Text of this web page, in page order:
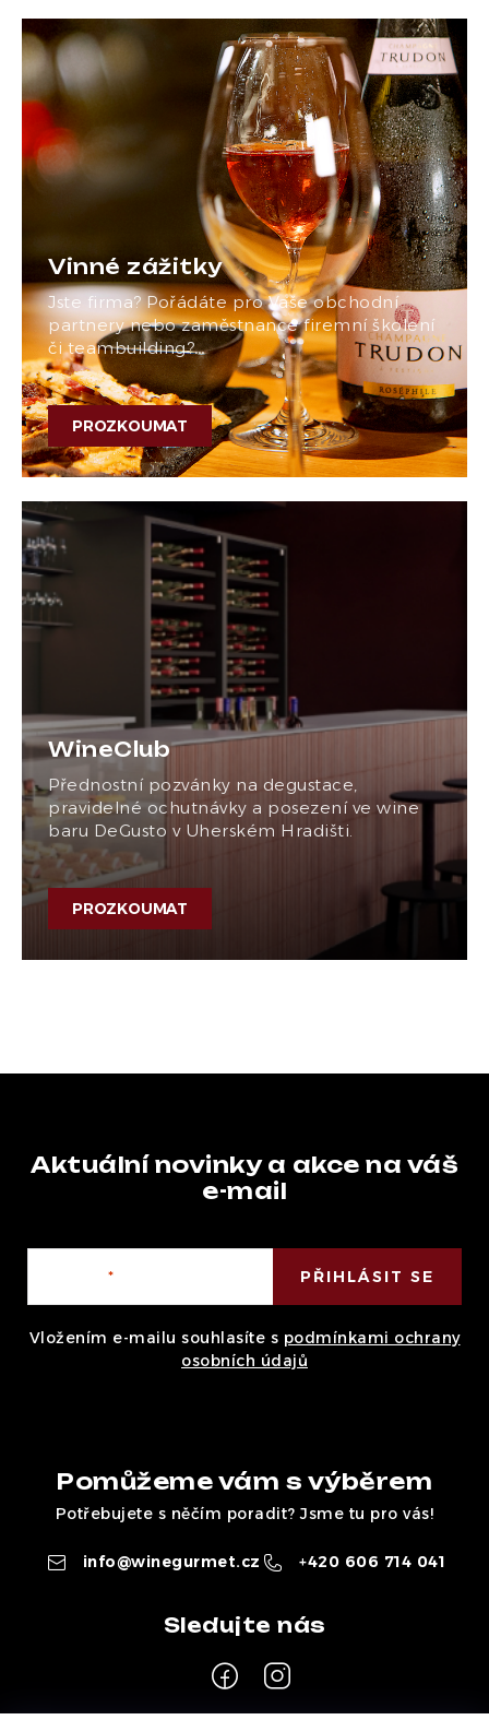
Vinné zážitky
Jste firma? Pořádáte pro Vaše obchodní
partnery nebo zaměstnance firemní školení
či teambuilding?…
PROZKOUMAT
WineClub
Přednostní pozvánky na degustace,
pravidelné ochutnávky a posezení ve wine
baru DeGusto v Uherském Hradišti.
PROZKOUMAT
Pomůžeme vám s výběrem
Potřebujete s něčím poradit? Jsme tu pro vás!
info@winegurmet.cz +420 606 714 041
Aktuální novinky a akce na váš
e-mail
Vložením e-mailu souhlasíte s podmínkami ochrany
osobních údajů
PŘIHLÁSIT SE